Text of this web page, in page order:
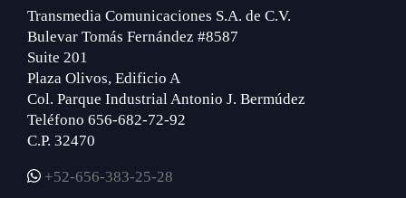
Transmedia Comunicaciones S.A. de C.V.
Bulevar Tomás Fernández #8587
Suite 201
Plaza Olivos, Edificio A
Col. Parque Industrial Antonio J. Bermúdez
Teléfono 656-682-72-92
C.P. 32470
+52-656-383-25-28